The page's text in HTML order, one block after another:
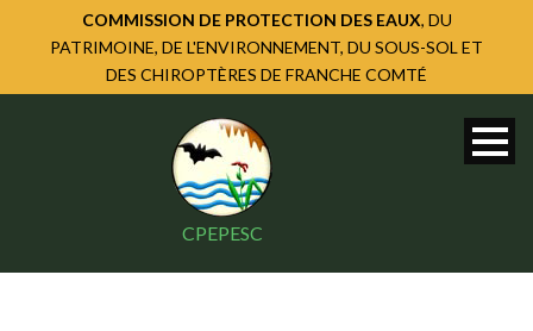
COMMISSION DE PROTECTION DES EAUX, DU
PATRIMOINE, DE L'ENVIRONNEMENT, DU SOUS-SOL ET
DES CHIROPTÈRES DE FRANCHE COMTÉ
CPEPESC